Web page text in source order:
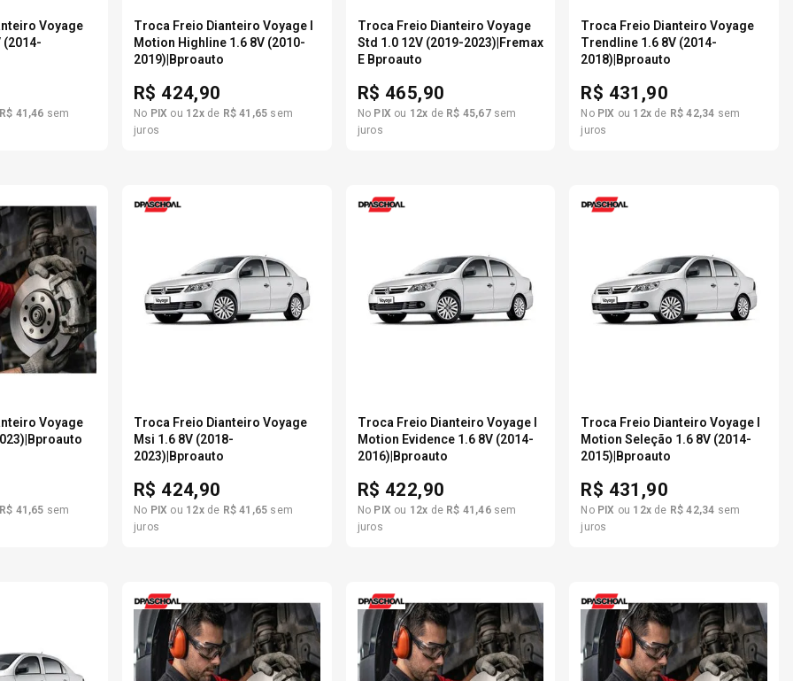
Voyage
(2014-
R$ 41 ,46 sem
Troca Freio Dianteiro Voyage I
Motion Highline 1.6 8V (2010-
2019)|Bproauto
R$ 424,90
No PIX ou 12xde R$ 41 ,65 sem
juros
Troca Freio Dianteiro Voyage
Std 1.0 12V (2019-2023)|Fremax
E Bproauto
R$ 465,90
No PIX ou 12x de R$ 45,67sem
juros
Troca Freio Dianteiro Voyage
Trendline 1.6 8V (2014-
2018)|Bproauto
R$ 431,90
No PIX ou 12xde R$ 42,34 sem
juros
Voyage
R$ 41 ,65 sem
Troca Freio Dianteiro Voyage
Msi 1.6 8V (2018-
2023)|Bproauto
R$ 424,90
No PIX ou 12xde R$ 41 ,65 sem
juros
Troca Freio Dianteiro Voyage I
Motion Evidence 1.6 8V (2014-
2016)|Bproauto
R$ 422,90
No PIX ou 12x de R$ 41 ,46sem
juros
Troca Freio Dianteiro Voyage I
Motion Seleção 1.6 8V (2014-
2015)|Bproauto
R$ 431,90
No PIX ou 12xde R$ 42,34 sem
juros